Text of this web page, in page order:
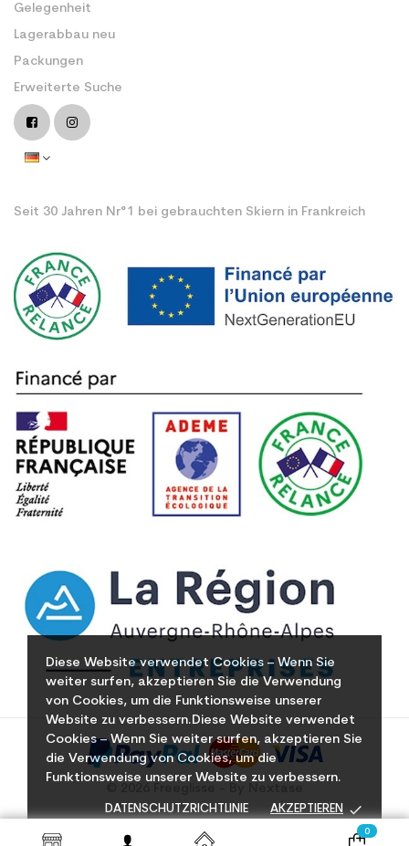
Diese Website verwendet Cookies – Wenn Sie
weiter surfen, akzeptieren Sie die Verwendung
von Cookies, um die Funktionsweise unserer
Website zu verbessern.Diese Website verwendet
Cookies – Wenn Sie weiter surfen, akzeptieren Sie
die Verwendung von Cookies, um die
Funktionsweise unserer Website zu verbessern.
DATENSCHUTZRICHTLINIE AKZEPTIEREN done
0
Gelegenheit
Lagerabbau neu
Packungen
Erweiterte Suche
Seit 30 Jahren Nr°1 bei gebrauchten Skiern in Frankreich